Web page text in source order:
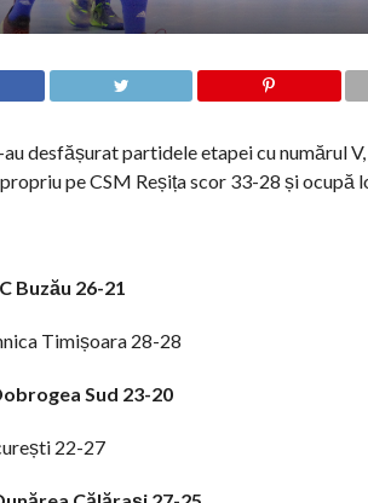
desfășurat partidele etapei cu numărul
pe CSM Reșița scor 33-28 și ocupă
Buzău 26-21
Timișoara 28-28
Sud 23-20
22-27